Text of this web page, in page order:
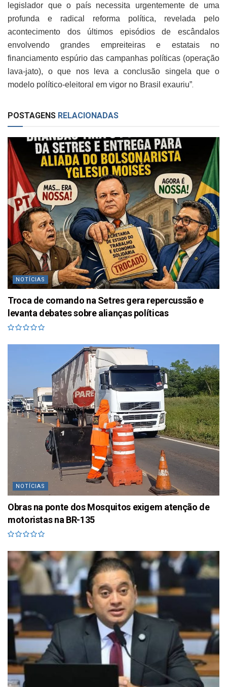
legislador que o país necessita urgentemente de uma
profunda e radical reforma política, revelada pelo
acontecimento dos últimos episódios de escândalos
envolvendo grandes empreiteiras e estatais no
financiamento espúrio das campanhas políticas (operação
lava-jato), o que nos leva a conclusão singela que o
modelo político-eleitoral em vigor no Brasil exauriu”.
POSTAGENS RELACIONADAS
NOTÍCIAS
Troca de comando na Setres gera repercussão e
levanta debates sobre alianças políticas
NOTÍCIAS
Obras na ponte dos Mosquitos exigem atenção de
motoristas na BR-135